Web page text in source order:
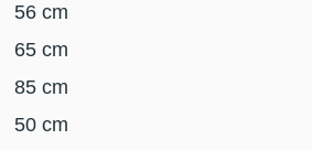
56 cm
65 cm
85 cm
50 cm